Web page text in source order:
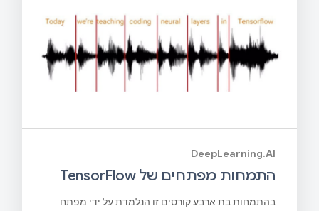
DeepLearning.AI
התמחות מפתחים של TensorFlow
בהתמחות בת ארבע קורסים זו הנלמדת על ידי מפתח